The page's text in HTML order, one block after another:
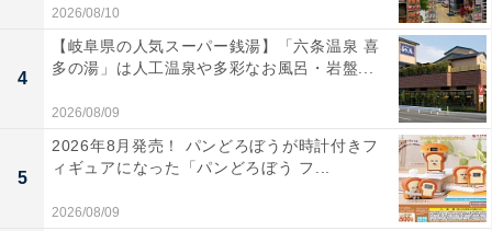
2026/08/10
4
【岐阜県の人気スーパー銭湯】「六条温泉 喜
多の湯」は人工温泉や多彩なお風呂・岩盤...
2026/08/09
5
2026年8月発売！ パンどろぼうが時計付きフ
ィギュアになった「パンどろぼう フ...
2026/08/09